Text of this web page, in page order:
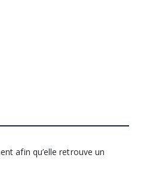
afin qu’elle retrouve un